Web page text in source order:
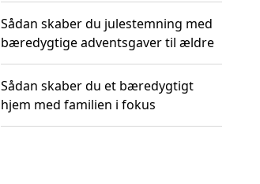
Sådan skaber du julestemning med
bæredygtige adventsgaver til ældre
Sådan skaber du et bæredygtigt
hjem med familien i fokus